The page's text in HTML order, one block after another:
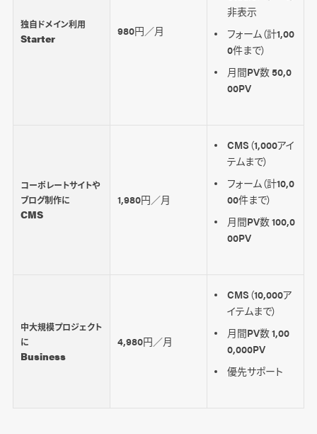
独自ドメイン利用
Starter
980円／月
非表示
フォーム（計1,00
0件まで）
月間PV数 50,0
00PV
コーポレートサイトや
ブログ制作に
CMS
1,980円／月
CMS（1,000アイ
テムまで）
フォーム（計10,0
00件まで）
月間PV数 100,0
00PV
中大規模プロジェクト
に
Business
4,980円／月
CMS（10,000ア
イテムまで）
月間PV数 1,00
0,000PV
優先サポート